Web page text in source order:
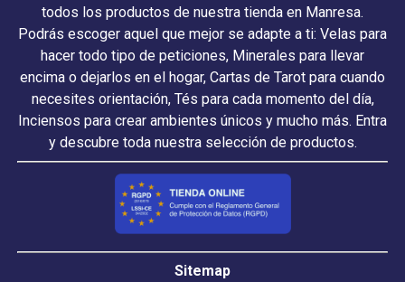
todos los productos de nuestra tienda en Manresa.
Podrás escoger aquel que mejor se adapte a ti: Velas para
hacer todo tipo de peticiones, Minerales para llevar
encima o dejarlos en el hogar, Cartas de Tarot para cuando
necesites orientación, Tés para cada momento del día,
Inciensos para crear ambientes únicos y mucho más. Entra
y descubre toda nuestra selección de productos.
Sitemap